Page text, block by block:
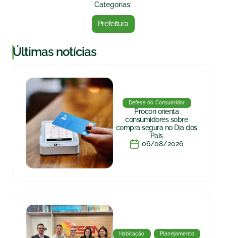
Categorias:
Prefeitura
|Últimas notícias
Defesa do Consumidor
Procon orienta
consumidores sobre
compra segura no Dia dos
Pais
06/08/2026
Habitação Planejamento